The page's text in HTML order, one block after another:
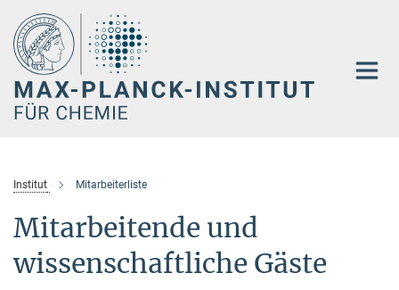
Hauptinhalt
Institut Mitarbeiterliste
Mitarbeitende und
wissenschaftliche Gäste